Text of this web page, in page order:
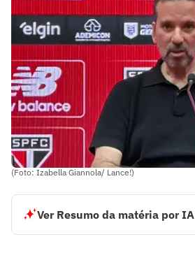
(Foto: Izabella Giannola/ Lance!)
Ver Resumo da matéria por IA